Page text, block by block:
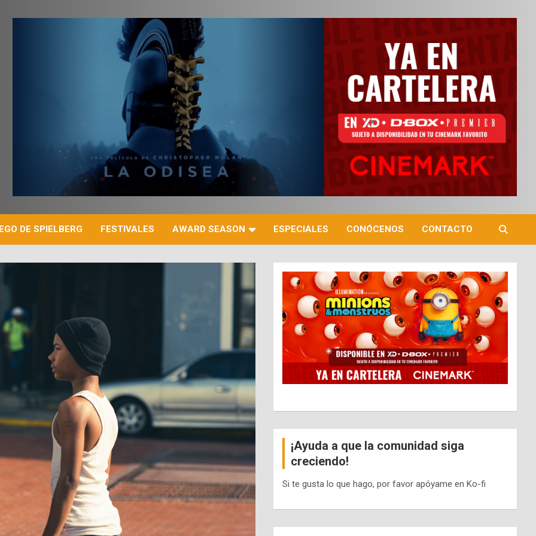
DE SPIELBERG FESTIVALES AWARD SEASON ESPECIALES CONÓCENOS CONTACTO
¡Ayuda a que la comunidad siga
creciendo!
Si te gusta lo que hago, por favor apóyame en Ko-fi